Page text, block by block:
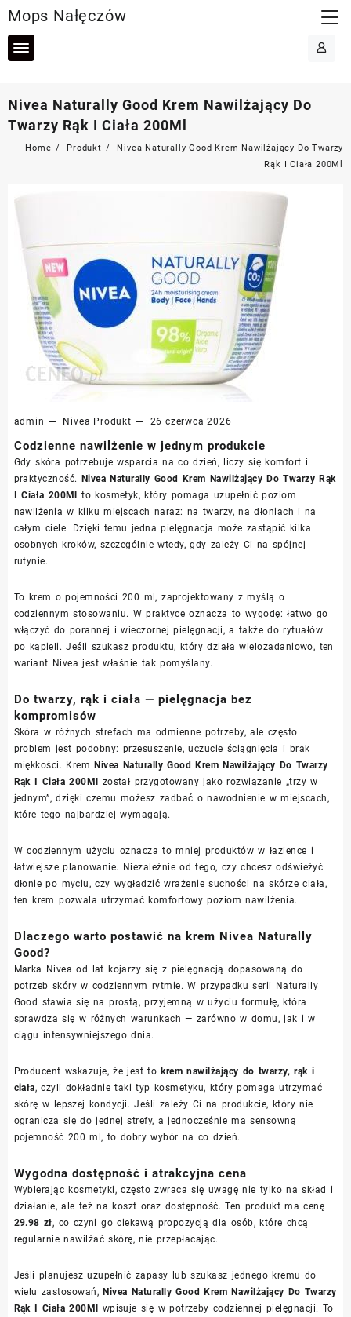
to
content
Mops Nałęczów
Nivea Naturally Good Krem Nawilżający Do
Twarzy Rąk I Ciała 200Ml
Home Produkt
Nivea Naturally Good Krem Nawilżający Do Twarzy
Rąk I Ciała 200Ml
admin Nivea Produkt 26 czerwca 2026
Codzienne nawilżenie w jednym produkcie
Gdy skóra potrzebuje wsparcia na co dzień, liczy się komfort i
praktyczność. Nivea Naturally Good Krem Nawilżający Do Twarzy Rąk
I Ciała 200Ml to kosmetyk, który pomaga uzupełnić poziom
nawilżenia w kilku miejscach naraz: na twarzy, na dłoniach i na
całym ciele. Dzięki temu jedna pielęgnacja może zastąpić kilka
osobnych kroków, szczególnie wtedy, gdy zależy Ci na spójnej
rutynie.
To krem o pojemności 200 ml, zaprojektowany z myślą o
codziennym stosowaniu. W praktyce oznacza to wygodę: łatwo go
włączyć do porannej i wieczornej pielęgnacji, a także do rytuałów
po kąpieli. Jeśli szukasz produktu, który działa wielozadaniowo, ten
wariant Nivea jest właśnie tak pomyślany.
Do twarzy, rąk i ciała — pielęgnacja bez
kompromisów
Skóra w różnych strefach ma odmienne potrzeby, ale często
problem jest podobny: przesuszenie, uczucie ściągnięcia i brak
miękkości. KremNivea Naturally Good Krem Nawilżający Do Twarzy
Rąk I Ciała 200Ml został przygotowany jako rozwiązanie „trzy w
jednym”, dzięki czemu możesz zadbać o nawodnienie w miejscach,
które tego najbardziej wymagają.
W codziennym użyciu oznacza to mniej produktów w łazience i
łatwiejsze planowanie. Niezależnie od tego, czy chcesz odświeżyć
dłonie po myciu, czy wygładzić wrażenie suchości na skórze ciała,
ten krem pozwala utrzymać komfortowy poziom nawilżenia.
Dlaczego warto postawić na krem Nivea Naturally
Good?
Marka Nivea od lat kojarzy się z pielęgnacją dopasowaną do
potrzeb skóry w codziennym rytmie. W przypadku serii Naturally
Good stawia się na prostą, przyjemną w użyciu formułę, która
sprawdza się w różnych warunkach — zarówno w domu, jak i w
ciągu intensywniejszego dnia.
Producent wskazuje, że jest tokrem nawilżający do twarzy, rąk i
ciała, czyli dokładnie taki typ kosmetyku, który pomaga utrzymać
skórę w lepszej kondycji. Jeśli zależy Ci na produkcie, który nie
ogranicza się do jednej strefy, a jednocześnie ma sensowną
pojemność 200 ml, to dobry wybór na co dzień.
Wygodna dostępność i atrakcyjna cena
Wybierając kosmetyki, często zwraca się uwagę nie tylko na skład i
działanie, ale też na koszt oraz dostępność. Ten produkt ma cenę
29.98 zł, co czyni go ciekawą propozycją dla osób, które chcą
regularnie nawilżać skórę, nie przepłacając.
Jeśli planujesz uzupełnić zapasy lub szukasz jednego kremu do
wielu zastosowań,Nivea Naturally Good Krem Nawilżający Do Twarzy
Rąk I Ciała 200Ml wpisuje się w potrzeby codziennej pielęgnacji. To